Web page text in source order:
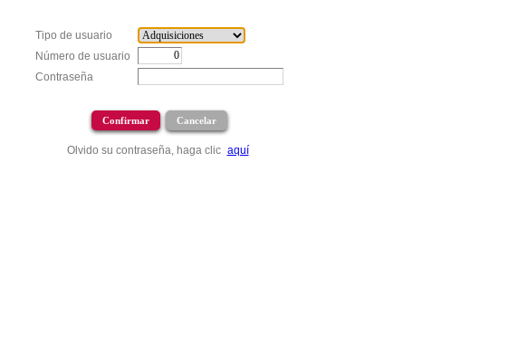
Tipo de usuario
Número de usuario
Contraseña
Olvido su contraseña, haga clic aquí